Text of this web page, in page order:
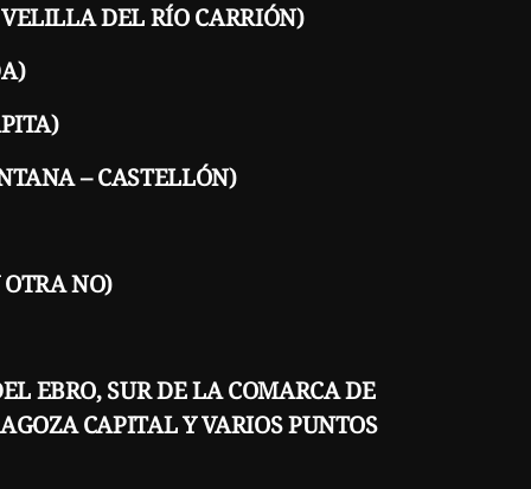
DEL RÍO CARRIÓN)
– CASTELLÓN)
NO)
EBRO, SUR DE LA COMARCA DE
CAPITAL Y VARIOS PUNTOS